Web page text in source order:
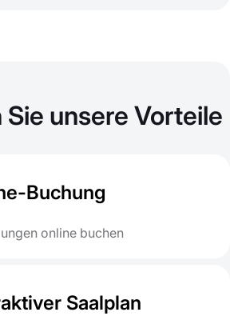
unsere Vorteile
Buchung
online buchen
Saalplan